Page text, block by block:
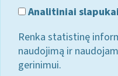
Analitiniai slapukai
Renka statistinę
naudojimą ir
gerinimui.